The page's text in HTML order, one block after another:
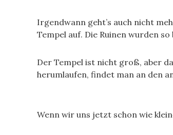
Irgendwann geht’s auch nicht
Tempel auf. Die Ruinen wurden
Der Tempel ist nicht groß, aber
herumlaufen, findet man an den
Wenn wir uns jetzt schon wie